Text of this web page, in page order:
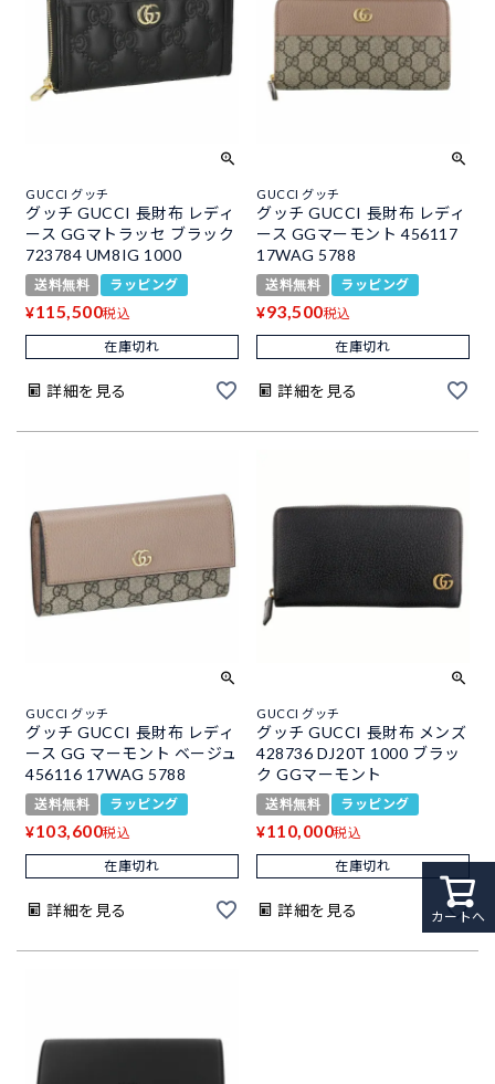
GUCCI グッチ
グッチ GUCCI 長財布 レディ
ース GGマトラッセ ブラック
723784 UM8IG 1000
送料無料 ラッピング
¥115,500税込
在庫切れ
詳細を見る
GUCCI グッチ
グッチ GUCCI 長財布 レディ
ース GGマーモント 456117
17WAG 5788
送料無料 ラッピング
¥93,500税込
在庫切れ
詳細を見る
GUCCI グッチ
グッチ GUCCI 長財布 レディ
ース GG マーモント ベージュ
456116 17WAG 5788
送料無料 ラッピング
¥103,600税込
在庫切れ
詳細を見る
GUCCI グッチ
グッチ GUCCI 長財布 メンズ
428736 DJ20T 1000 ブラッ
ク GGマーモント
送料無料 ラッピング
¥110,000税込
在庫切れ
詳細を見る カートへ